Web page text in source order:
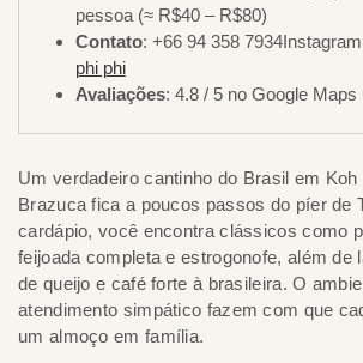
pessoa (≈ R$40 – R$80)
Contato: +66 94 358
phi phi
Avaliações: 4.8 / 5 no Google Maps
Um verdadeiro cantinho do Brasil em
Brazuca fica a poucos passos do píer de
cardápio, você encontra clássicos como
feijoada completa e estrogonofe, além de
de queijo e café forte à brasileira. O
atendimento simpático fazem com que
um almoço em família.